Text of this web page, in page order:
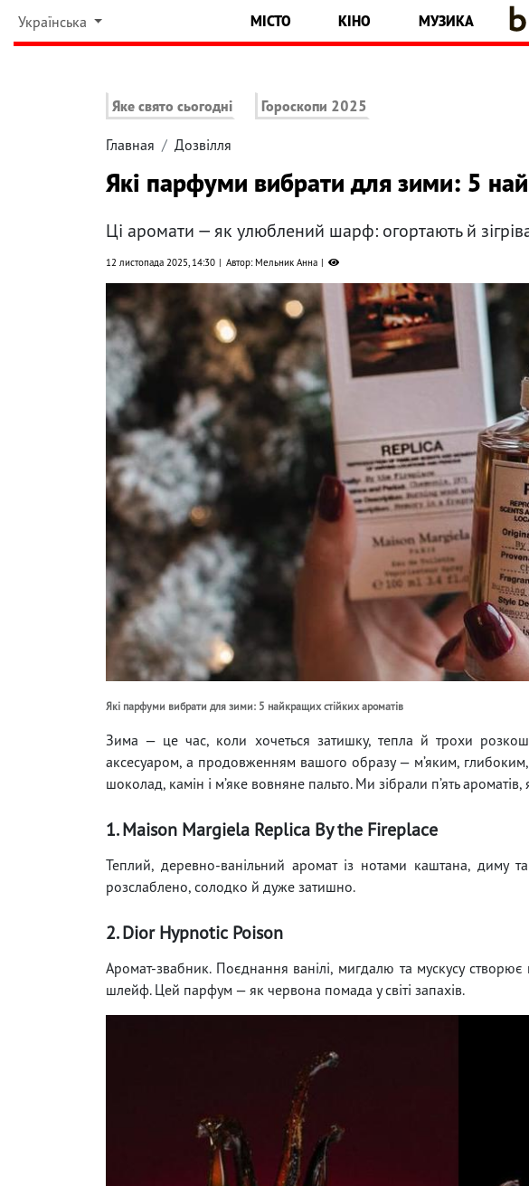
Українська МІСТО КІНО МУЗИКА
Яке свято сьогодні Гороскопи 2025
Главная Дозвілля
Які парфуми вибрати для зими: 5
Ці аромати — як улюблений шарф: огортають й
12 листопада 2025, 14:30 Автор: Мельник Анна
Які парфуми вибрати для зими: 5 найкращих стійких ароматів
Зима — це час, коли хочеться затишку, тепла й трохи
аксесуаром, а продовженням вашого образу — м’яким,
шоколад, камін і м’яке вовняне пальто. Ми зібрали п’ять ароматів,
1. Maison Margiela Replica By the Fireplace
Теплий, деревно-ванільний аромат із нотами каштана, диму
розслаблено, солодко й дуже затишно.
2. Dior Hypnotic Poison
Аромат-звабник. Поєднання ванілі, мигдалю та мускусу
шлейф. Цей парфум — як червона помада у світі запахів.